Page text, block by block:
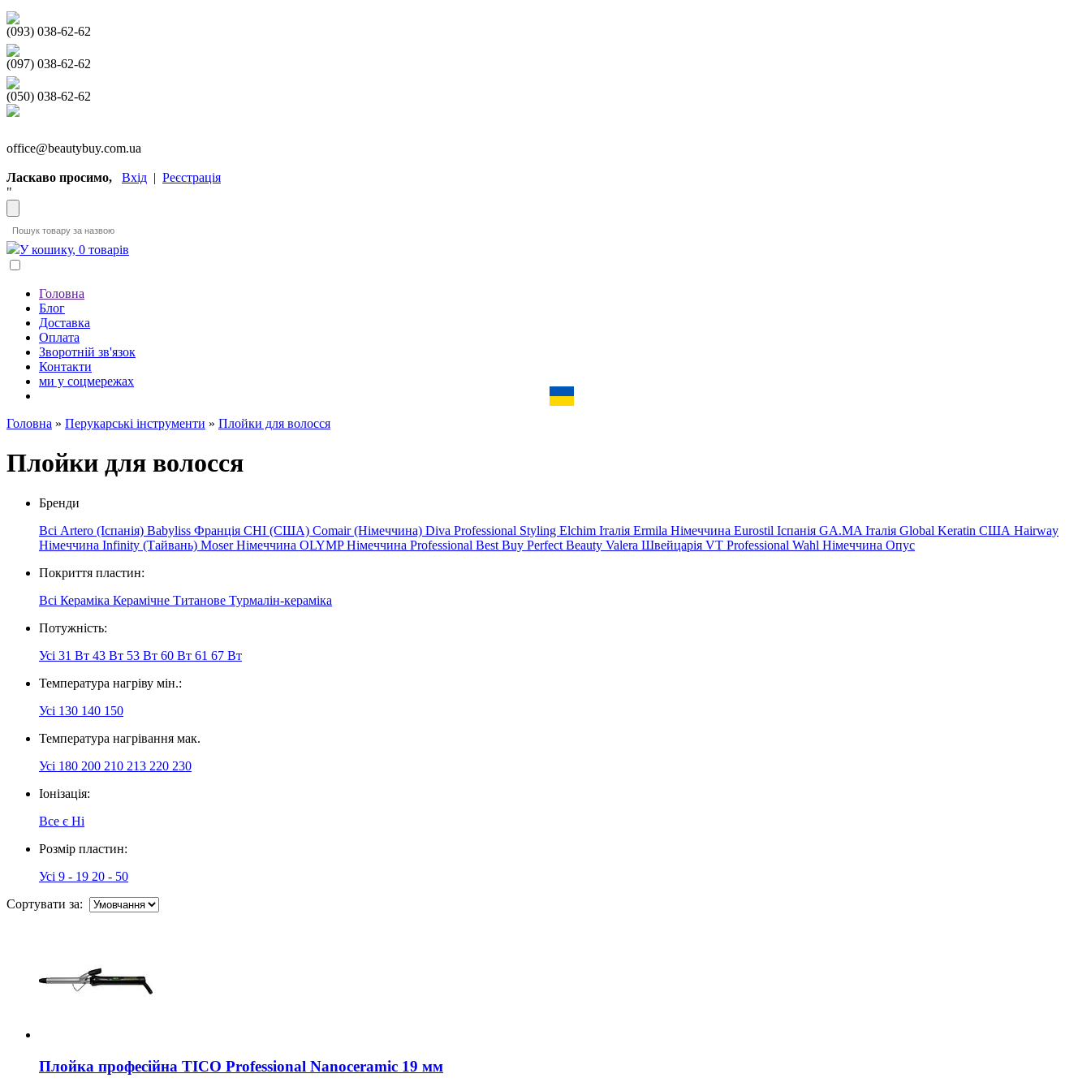
(093) 038-62-62
(097) 038-62-62
(050) 038-62-62
office@beautybuy.com.ua
Ласкаво просимо, Вхід | Реєстрація
"
У кошику, 0 товарів
Головна
Блог
Доставка
Оплата
Зворотній зв'язок
Контакти
ми у соцмережах
Головна » Перукарські інструменти » Плойки для волосся
Плойки для волосся
Бренди
Всі Artero (Іспанія) Babyliss Франція CHI (США) Comair (Німеччина) Diva Professional Styling Elchim Італія Ermila Німеччина Eurostil Іспанія GA.MA Італія Global Keratin США Hairway
Німеччина Infinity (Тайвань) Moser Німеччина OLYMPНімеччина Professional Best Buy Perfect Beauty Valera Швейцарія VT Professional Wahl Німеччина Опус
Покриття пластин:
Всі Кераміка Керамічне Титанове Турмалін-кераміка
Потужність:
Усі 31 Вт 43 Вт 53 Вт 60 Вт 61 67 Вт
Температура нагріву мін.:
Усі 130 140 150
Температура нагрівання мак.
Усі 180 200 210 213 220 230
Іонізація:
Все є Ні
Розмір пластин:
Усі 9 - 19 20 - 50
Сортувати за:
Плойка професійна TICO Professional Nanoceramic 19 мм